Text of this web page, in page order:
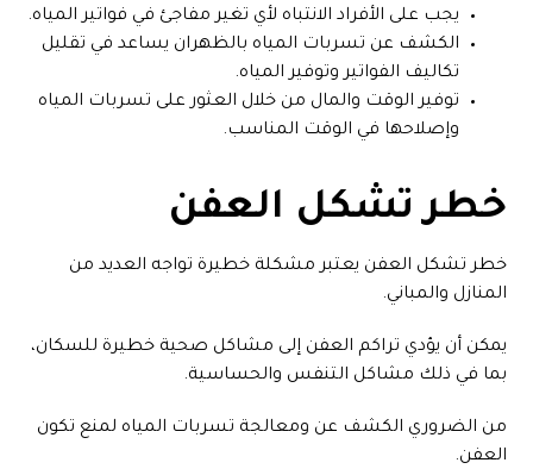
يجب على الأفراد الانتباه لأي تغير مفاجئ في فواتير المياه.
الكشف عن تسربات المياه بالظهران يساعد في تقليل
تكاليف الفواتير وتوفير المياه.
توفير الوقت والمال من خلال العثور على تسربات المياه
وإصلاحها في الوقت المناسب.
خطر تشكل العفن
خطر تشكل العفن يعتبر مشكلة خطيرة تواجه العديد من
المنازل والمباني.
يمكن أن يؤدي تراكم العفن إلى مشاكل صحية خطيرة للسكان،
بما في ذلك مشاكل التنفس والحساسية.
من الضروري الكشف عن ومعالجة تسربات المياه لمنع تكون
العفن.